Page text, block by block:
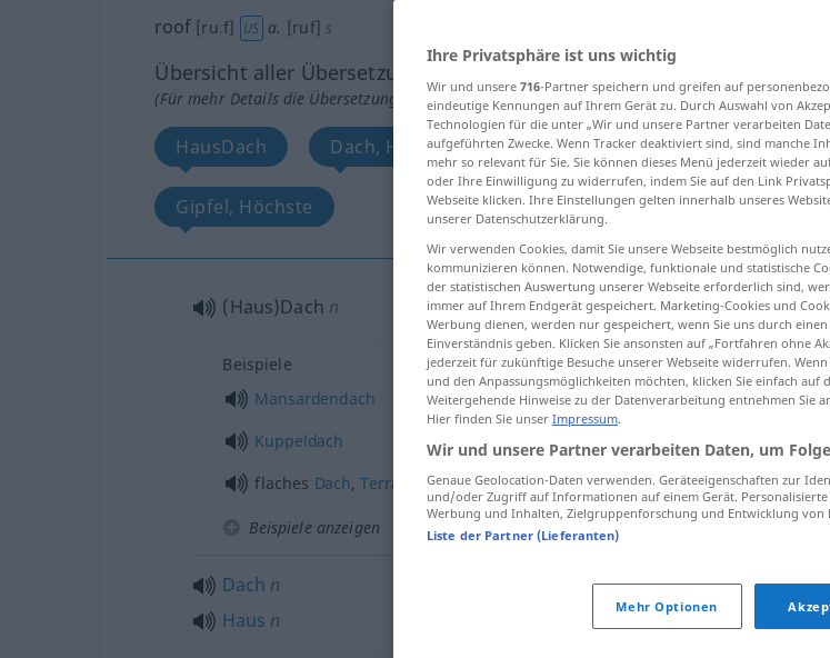
roof [ruːf] US a. [ruf] s
Übersicht aller Übersetzungen
(Für mehr Details die Übersetzung anklicken/antippen)
HausDach Dach, Haus Dach, Gewölbe, Zelt
Gipfel, Höchste
(Haus)Dach n roof ARCH
Beispiele
Mansardendach
broken(od
Kuppeldach
dome-shaped
roof
flaches Dach,Terrassendach flatroof
Beispiele anzeigen
Dach n
Haus n
roofhouse FIG
Ihre Privatsphäre ist uns wichtig
Wir und unsere 716-Partner speichern und greifen auf
eindeutige Kennungen auf Ihrem Gerät zu. Durch Auswahl von
Technologien für die unter „Wir und unsere Partner verarbeiten
aufgeführten Zwecke. Wenn Tracker deaktiviert sind, sind manche
mehr so relevant für Sie. Sie können dieses Menü jederzeit wieder
oder Ihre Einwilligung zu widerrufen, indem Sie auf den Link
Webseite klicken. Ihre Einstellungen gelten innerhalb unseres
unserer Datenschutzerklärung.
Wir verwenden Cookies, damit Sie unsere Webseite bestmöglich
kommunizieren können. Notwendige, funktionale und statistische
der statistischen Auswertung unserer Webseite erforderlich sind,
immer auf Ihrem Endgerät gespeichert. Marketing-Cookies und
Werbung dienen, werden nur gespeichert, wenn Sie uns durch
Einverständnis geben. Klicken Sie ansonsten auf „Fortfahren ohne
jederzeit für zukünftige Besuche unserer Webseite widerrufen.
und den Anpassungsmöglichkeiten möchten, klicken Sie einfach auf
Weitergehende Hinweise zu der Datenverarbeitung entnehmen Sie
Hier finden Sie unser Impressum.
Wir und unsere Partner verarbeiten Daten, um
Genaue Geolocation-Daten verwenden. Geräteeigenschaften zur
und/oder Zugriff auf Informationen auf einem Gerät.
Werbung und Inhalten, Zielgruppenforschung und Entwicklung von
Liste der Partner (Lieferanten)
Mehr Optionen